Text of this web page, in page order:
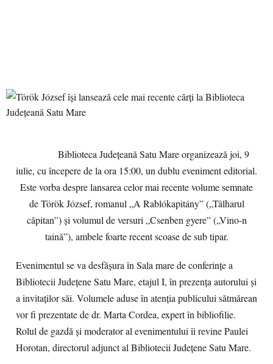
Biblioteca Județeană Satu Mare organizează joi, 9
iulie, cu începere de la ora 15:00, un dublu eveniment editorial.
Este vorba despre lansarea celor mai recente volume semnate
de Török József, romanul „A Rablókapitány” („Tâlharul
căpitan”) și volumul de versuri „Csenben gyere” („Vino-n
taină”), ambele foarte recent scoase de sub tipar.
Evenimentul se va desfășura în Sala mare de conferințe a
Bibliotecii Județene Satu Mare, etajul I, în prezența autorului și
a invitaților săi. Volumele aduse în atenția publicului sătmărean
vor fi prezentate de dr. Marta Cordea, expert în bibliofilie.
Rolul de gazdă și moderator al evenimentului îi revine Paulei
Horotan, directorul adjunct al Bibliotecii Județene Satu Mare.